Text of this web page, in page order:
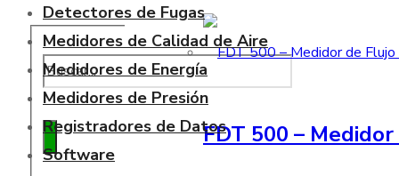
FDT 500 –
Detectores de Fugas
Medidores de Calidad de Aire
Medidores de Energía
Medidores de Presión
Registradores de Datos
Software